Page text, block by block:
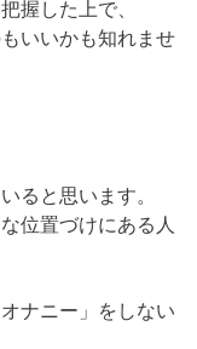
握した上で、
いいかも知れませ
ると思います。
位置づけにある人
ナニー」をしない